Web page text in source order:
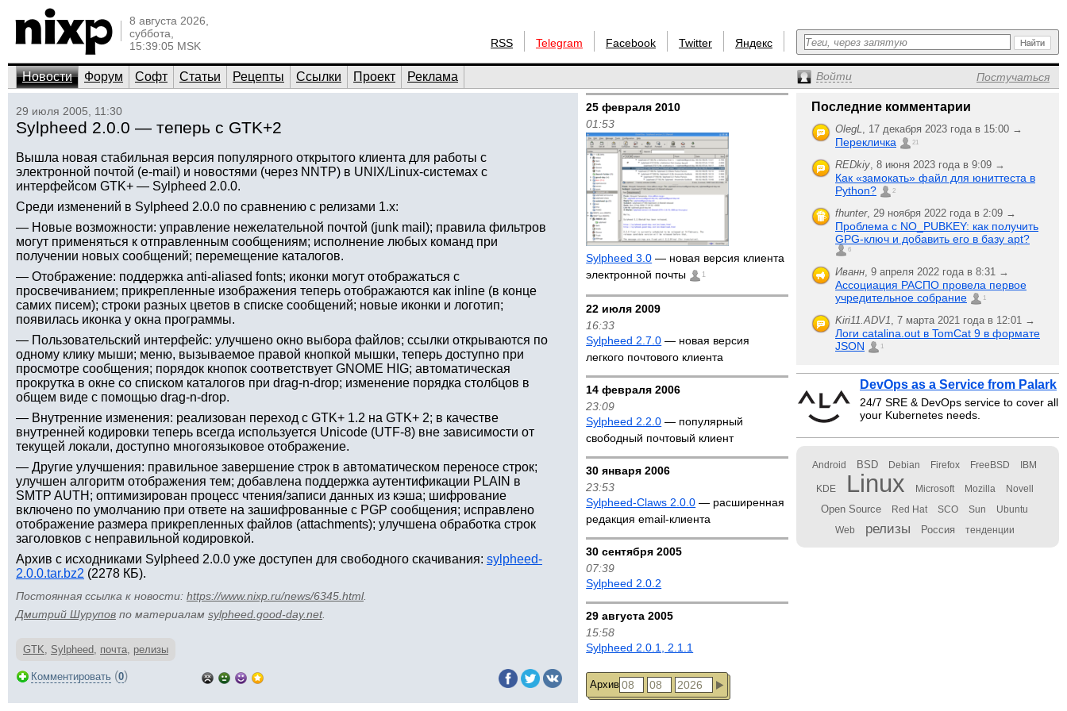
8 августа 2026,
суббота,
15:39:05 MSK
RSS Telegram Facebook Twitter Яндекс
Новости Форум Софт Статьи Рецепты Ссылки Проект Реклама Войти Постучаться
29 июля 2005, 11:30
Sylpheed 2.0.0 — теперь с GTK+2
Вышла новая стабильная версия популярного открытого клиента для работы с
электронной почтой (e-mail) и новостями (через NNTP) в UNIX/Linux-системах с
интерфейсом GTK+ — Sylpheed 2.0.0.
Среди изменений в Sylpheed 2.0.0 по сравнению с релизами 1.x:
— Новые возможности: управление нежелательной почтой (junk mail); правила фильтров
могут применяться к отправленным сообщениям; исполнение любых команд при
получении новых сообщений; перемещение каталогов.
— Отображение: поддержка anti-aliased fonts; иконки могут отображаться с
просвечиванием; прикрепленные изображения теперь отображаются как inline (в конце
самих писем); строки разных цветов в списке сообщений; новые иконки и логотип;
появилась иконка у окна программы.
— Пользовательский интерфейс: улучшено окно выбора файлов; ссылки открываются по
одному клику мыши; меню, вызываемое правой кнопкой мышки, теперь доступно при
просмотре сообщения; порядок кнопок соответствует GNOME HIG; автоматическая
прокрутка в окне со списком каталогов при drag-n-drop; изменение порядка столбцов в
общем виде с помощью drag-n-drop.
— Внутренние изменения: реализован переход с GTK+ 1.2 на GTK+ 2; в качестве
внутренней кодировки теперь всегда используется Unicode (UTF-8) вне зависимости от
текущей локали, доступно многоязыковое отображение.
— Другие улучшения: правильное завершение строк в автоматическом переносе строк;
улучшен алгоритм отображения тем; добавлена поддержка аутентификации PLAIN в
SMTP AUTH; оптимизирован процесс чтения/записи данных из кэша; шифрование
включено по умолчанию при ответе на зашифрованные с PGP сообщения; исправлено
отображение размера прикрепленных файлов (attachments); улучшена обработка строк
заголовков с неправильной кодировкой.
Архив с исходниками Sylpheed 2.0.0 уже доступен для свободного скачивания: sylpheed-
2.0.0.tar.bz2 (2278 КБ).
Постоянная ссылка к новости: https://www.nixp.ru/news/6345.html.
Дмитрий Шурупов по материалам sylpheed.good-day.net.
GTK, Sylpheed, почта, релизы
Комментировать (0)
25 февраля 2010
01:53
Sylpheed 3.0 — новая версия клиента
электронной почты
1
22 июля 2009
16:33
Sylpheed 2.7.0 — новая версия
легкого почтового клиента
14 февраля 2006
23:09
Sylpheed 2.2.0 — популярный
свободный почтовый клиент
30 января 2006
23:53
Sylpheed-Claws 2.0.0 — расширенная
редакция email-клиента
30 сентября 2005
07:39
Sylpheed 2.0.2
29 августа 2005
15:58
Sylpheed 2.0.1, 2.1.1
Архив
Последние комментарии
OlegL, 17 декабря 2023 года в 15:00 →
Перекличка 21
REDkiy, 8 июня 2023 года в 9:09 →
Как «замокать» файл для юниттеста в
Python?
2
fhunter, 29 ноября 2022 года в 2:09 →
Проблема с NO_PUBKEY: как получить
GPG-ключ и добавить его в базу apt?
6
Иванн, 9 апреля 2022 года в 8:31 →
Ассоциация РАСПО провела первое
учредительное собрание
1
Kiri11.ADV1, 7 марта 2021 года в 12:01 →
Логи catalina.out в TomCat 9 в формате
JSON
1
DevOps as a Service from Palark
24/7 SRE & DevOps service to cover all
your Kubernetes needs.
Android BSD Debian Firefox FreeBSD IBM
KDE Linux Microsoft Mozilla Novell
Open Source Red Hat SCO Sun Ubuntu
Web релизы Россия тенденции